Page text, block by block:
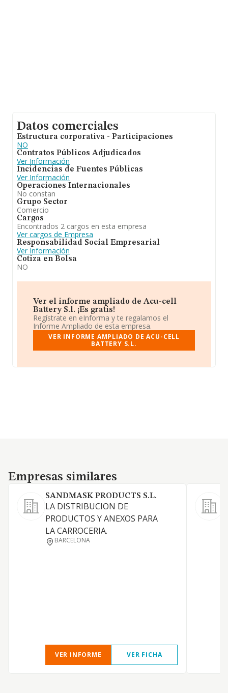
Datos comerciales
Estructura corporativa - Participaciones
NO
Contratos Públicos Adjudicados
Ver Información
Incidencias de Fuentes Públicas
Ver Información
Operaciones Internacionales
No constan
Grupo Sector
Comercio
Cargos
Encontrados 2 cargos en esta empresa
Ver cargos de Empresa
Responsabilidad Social Empresarial
Ver Información
Cotiza en Bolsa
NO
Ver el informe ampliado de Acu-cell
Battery S.l. ¡Es gratis!
Regístrate en eInforma y te regalamos el
Informe Ampliado de esta empresa.
VER INFORME AMPLIADO DE ACU-CELL
BATTERY S.L.
Empresas similares
Empresas similares
SANDMASK PRODUCTS S.L.
LA DISTRIBUCION DE
PRODUCTOS Y ANEXOS PARA
LA CARROCERIA.
BARCELONA
VER INFORME VER FICHA